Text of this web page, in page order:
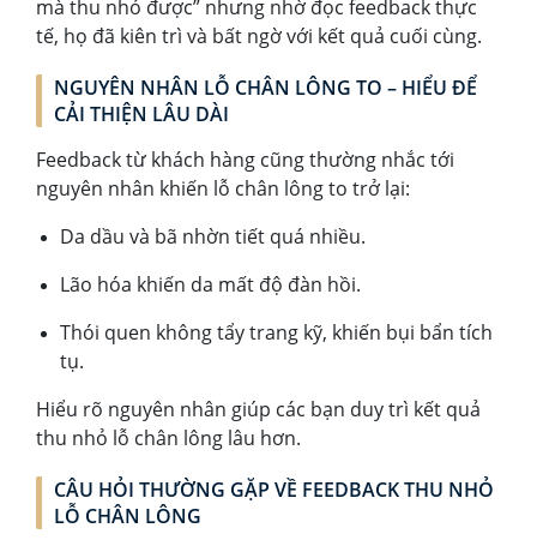
mà thu nhỏ được” nhưng nhờ đọc feedback thực
tế, họ đã kiên trì và bất ngờ với kết quả cuối cùng.
NGUYÊN NHÂN LỖ CHÂN LÔNG TO – HIỂU ĐỂ
CẢI THIỆN LÂU DÀI
Feedback từ khách hàng cũng thường nhắc tới
nguyên nhân khiến lỗ chân lông to trở lại:
Da dầu và bã nhờn tiết quá nhiều.
Lão hóa khiến da mất độ đàn hồi.
Thói quen không tẩy trang kỹ, khiến bụi bẩn tích
tụ.
Hiểu rõ nguyên nhân giúp các bạn duy trì kết quả
thu nhỏ lỗ chân lông lâu hơn.
CÂU HỎI THƯỜNG GẶP VỀ FEEDBACK THU NHỎ
LỖ CHÂN LÔNG